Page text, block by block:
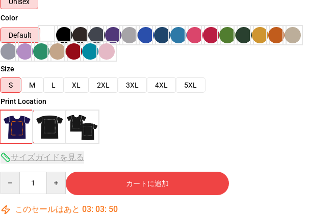
Color
Default
Size
S
M L XL 2XL 3XL 4XL
5XL
Print Location
サイズガイドを見る
カートに追加
このセールはあと 03: 03: 49